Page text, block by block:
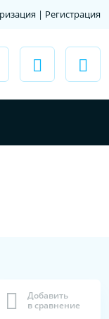
| Регистрация
Добавить
в сравнение